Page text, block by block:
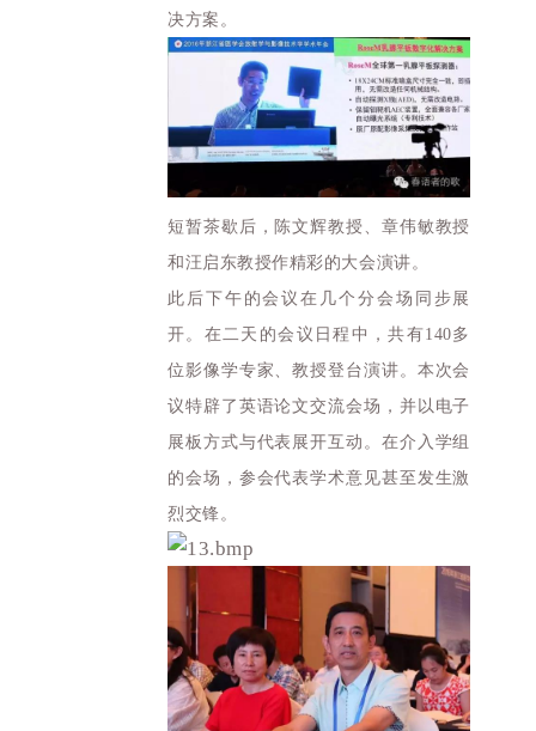
决方案。
短暂茶歇后，陈文辉教授、章伟敏教授
和汪启东教授作精彩的大会演讲。
此后下午的会议在几个分会场同步展
开。在二天的会议日程中，共有140多
位影像学专家、教授登台演讲。本次会
议特辟了英语论文交流会场，并以电子
展板方式与代表展开互动。在介入学组
的会场，参会代表学术意见甚至发生激
烈交锋。